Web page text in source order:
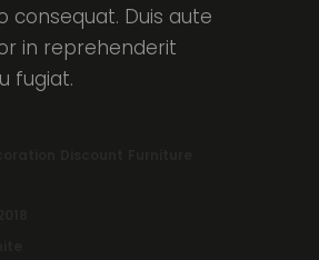
consequat. Duis aute
in reprehenderit
fugiat.